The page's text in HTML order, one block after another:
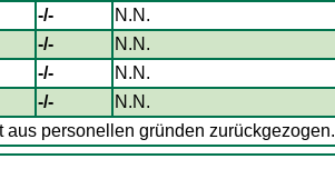
-/-
N.N.
-/-
N.N.
-/-
N.N.
-/-
N.N.
personellen gründen zurückgezogen.